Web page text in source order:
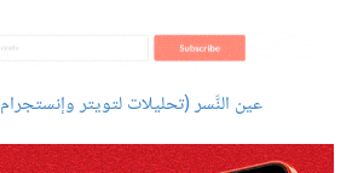
عين النَّسر(تحليلات لتويتر وإنستجرام